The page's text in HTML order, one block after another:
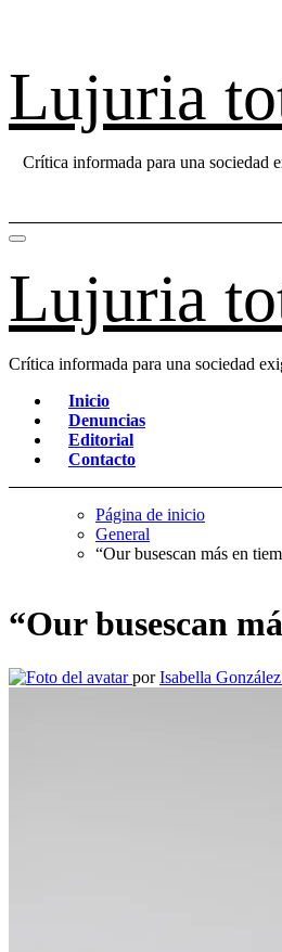
Lujuria
Crítica informada para una sociedad
Lujuria
Crítica informada para una sociedad
Inicio
Denuncias
Editorial
Contacto
Página de inicio
General
“Our busescan más en
“Our busescan
porIsabella